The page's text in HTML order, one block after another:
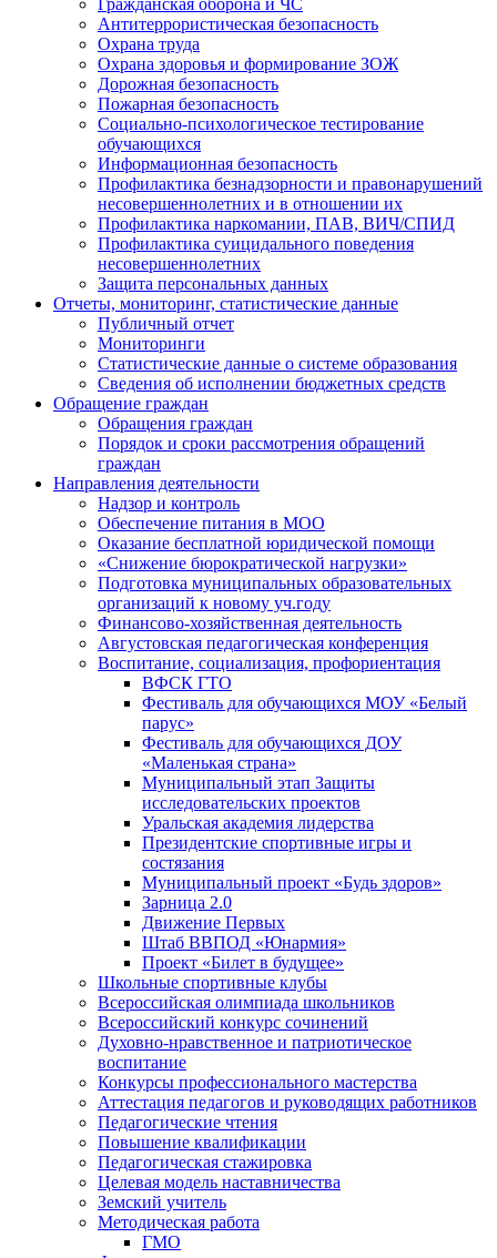
Гражданская оборона и ЧС
Антитеррористическая безопасность
Охрана труда
Охрана здоровья и формирование ЗОЖ
Дорожная безопасность
Пожарная безопасность
Социально-психологическое тестирование
обучающихся
Информационная безопасность
Профилактика безнадзорности и правонарушений
несовершеннолетних и в отношении их
Профилактика наркомании, ПАВ, ВИЧ/СПИД
Профилактика суицидального поведения
несовершеннолетних
Защита персональных данных
Отчеты, мониторинг, статистические данные
Публичный отчет
Мониторинги
Статистические данные о системе образования
Сведения об исполнении бюджетных средств
Обращение граждан
Обращения граждан
Порядок и сроки рассмотрения обращений
граждан
Направления деятельности
Надзор и контроль
Обеспечение питания в МОО
Оказание бесплатной юридической помощи
«Снижение бюрократической нагрузки»
Подготовка муниципальных образовательных
организаций к новому уч.году
Финансово-хозяйственная деятельность
Августовская педагогическая конференция
Воспитание, социализация, профориентация
ВФСК ГТО
Фестиваль для обучающихся МОУ «Белый
парус»
Фестиваль для обучающихся ДОУ
«Маленькая страна»
Муниципальный этап Защиты
исследовательских проектов
Уральская академия лидерства
Президентские спортивные игры и
состязания
Муниципальный проект «Будь здоров»
Зарница 2.0
Движение Первых
Штаб ВВПОД «Юнармия»
Проект «Билет в будущее»
Школьные спортивные клубы
Всероссийская олимпиада школьников
Всероссийский конкурс сочинений
Духовно-нравственное и патриотическое
воспитание
Конкурсы профессионального мастерства
Аттестация педагогов и руководящих работников
Педагогические чтения
Повышение квалификации
Педагогическая стажировка
Целевая модель наставничества
Земский учитель
Методическая работа
ГМО